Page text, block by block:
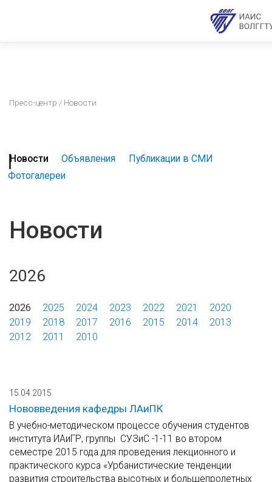
Пресс-центр / Новости
Новости Объявления
Публикации в СМИ
Фотогалереи
Новости
2026
2026 2025 2024 2023 2022 2021
2020
2019
2018 2017 2016 2015 2014
2013
2012
2011 2010
15.04.2015
Нововведения кафедры ЛАиПК
В учебно-методическом процессе обучения студентов
института ИАиГР, группы СУЗиС -1-11 во втором
семестре 2015 года для проведения лекционного и
практического курса «Урбанистические тенденции
развития строительства высотных и большепролетных